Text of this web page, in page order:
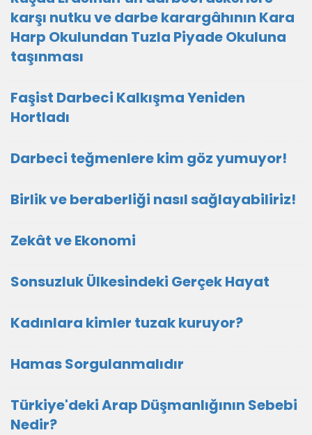
karşı nutku ve darbe karargâhının Kara
Harp Okulundan Tuzla Piyade Okuluna
taşınması
Faşist Darbeci Kalkışma Yeniden
Hortladı
Darbeci teğmenlere kim göz yumuyor!
Birlik ve beraberliği nasıl sağlayabiliriz!
Zekât ve Ekonomi
Sonsuzluk Ülkesindeki Gerçek Hayat
Kadınlara kimler tuzak kuruyor?
Hamas Sorgulanmalıdır
Türkiye'deki Arap Düşmanlığının Sebebi
Nedir?